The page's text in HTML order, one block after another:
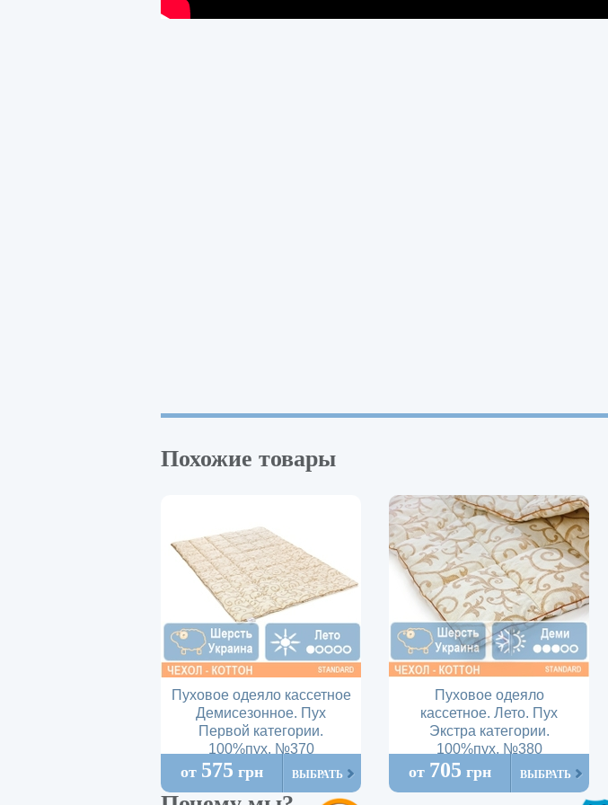
Похожие товары
Пуховое одеяло кассетное
Демисезонное. Пух
Первой категории.
100%пух. №370
от 575 грн ВЫБРАТЬ
Пуховое одеяло
кассетное. Лето. Пух
Экстра категории.
100%пух. №380
от 705 грн ВЫБРАТЬ